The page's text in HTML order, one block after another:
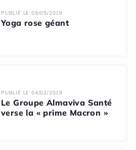
PUBLIÉ LE 09/05/2019
Yoga rose géant
PUBLIÉ LE 04/02/2019
Le Groupe Almaviva Santé
verse la « prime Macron »